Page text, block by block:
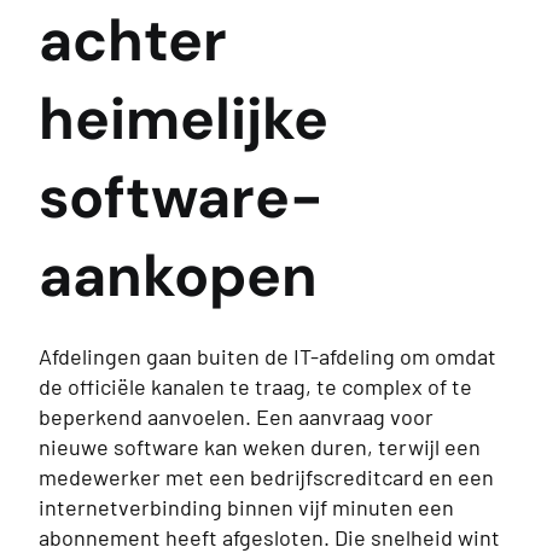
achter
heimelijke
software-
aankopen
Afdelingen gaan buiten de IT-afdeling om omdat
de officiële kanalen te traag, te complex of te
beperkend aanvoelen. Een aanvraag voor
nieuwe software kan weken duren, terwijl een
medewerker met een bedrijfscreditcard en een
internetverbinding binnen vijf minuten een
abonnement heeft afgesloten. Die snelheid wint